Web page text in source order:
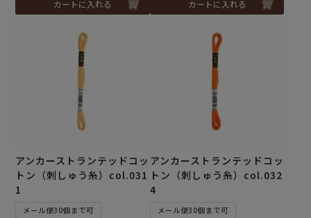
カートに入れる カートに入れる
アンカーストランテッドコッ
トン（刺しゅう糸）col.031
1
メール便30個まで可
アンカーストランテッドコッ
トン（刺しゅう糸）col.032
4
メール便30個まで可